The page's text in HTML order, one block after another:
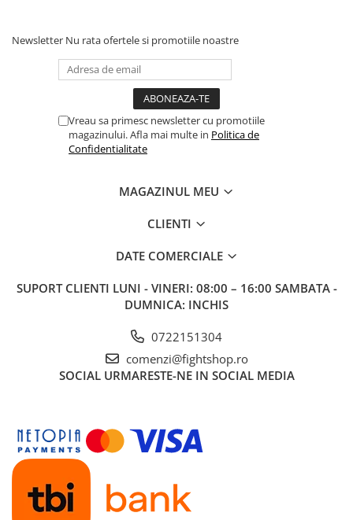
Newsletter Nu rata ofertele si promotiile noastre
Vreau sa primesc newsletter cu promotiile
magazinului. Afla mai multe in Politica de
Confidentialitate
MAGAZINUL MEU
CLIENTI
DATE COMERCIALE
SUPORT CLIENTI LUNI - VINERI: 08:00 – 16:00 SAMBATA -
DUMNICA: INCHIS
0722151304
comenzi@fightshop.ro
SOCIAL URMARESTE-NE IN SOCIAL MEDIA